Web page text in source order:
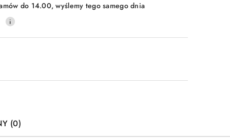
do 14.00, wyślemy tego samego dnia
(0)